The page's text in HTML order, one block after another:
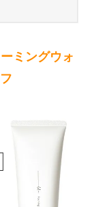
ミングウォ